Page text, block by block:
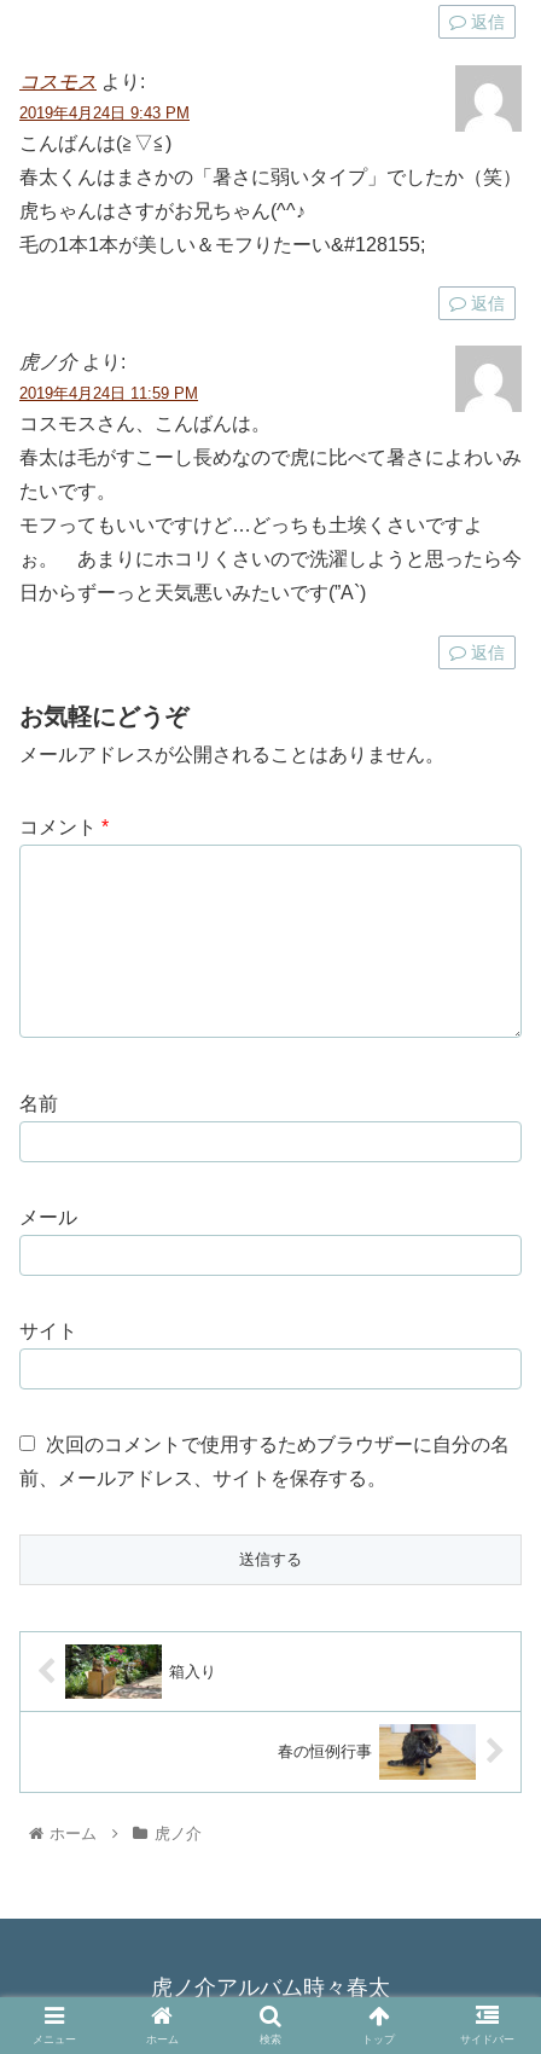
返信
コスモス より:
2019年4月24日 9:43 PM
こんばんは(≧▽≦)
春太くんはまさかの「暑さに弱いタイプ」でしたか（笑）
虎ちゃんはさすがお兄ちゃん(^^♪
毛の1本1本が美しい＆モフりたーい&#128155;
返信
虎ノ介 より:
2019年4月24日 11:59 PM
コスモスさん、こんばんは。
春太は毛がすこーし長めなので虎に比べて暑さによわいみ
たいです。
モフってもいいですけど…どっちも土埃くさいですよ
ぉ。 あまりにホコリくさいので洗濯しようと思ったら今
日からずーっと天気悪いみたいです(”A`)
返信
お気軽にどうぞ
メールアドレスが公開されることはありません。
コメント *
名前
メール
サイト
次回のコメントで使用するためブラウザーに自分の名
前、メールアドレス、サイトを保存する。
箱入り
春の恒例行事
ホーム 虎ノ介
虎ノ介アルバム時々春太
© 2015 虎ノ介アルバム時々春太.
メニュー ホーム 検索 トップ サイドバー